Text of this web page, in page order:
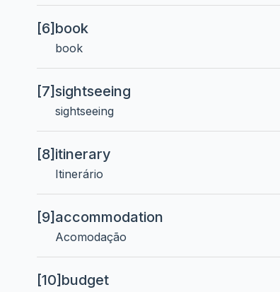
[6] book
book
[7]sightseeing
sightseeing
[8] itinerary
Itinerário
[9] accommodation
Acomodação
[10] budget